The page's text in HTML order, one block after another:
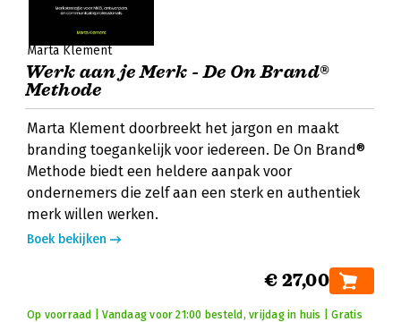
Marta Klement
Werk aan je Merk - De On Brand®
Methode
Marta Klement doorbreekt het jargon en maakt
branding toegankelijk voor iedereen. De On Brand®
Methode biedt een heldere aanpak voor
ondernemers die zelf aan een sterk en authentiek
merk willen werken.
Boek bekijken
€ 27,00
Op voorraad | Vandaag voor 21:00 besteld, vrijdag in huis | Gratis